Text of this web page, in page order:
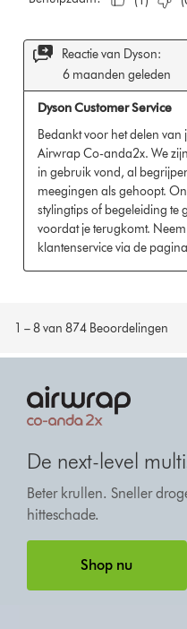
De next-level
Beter krullen. Sneller
hitteschade.
Shop nu